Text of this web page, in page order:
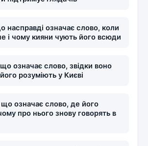
насправді означає слово, коли
і чому кияни чують його всюди
означає слово, звідки воно
розуміють у Києві
означає слово, де його
про нього знову говорять в